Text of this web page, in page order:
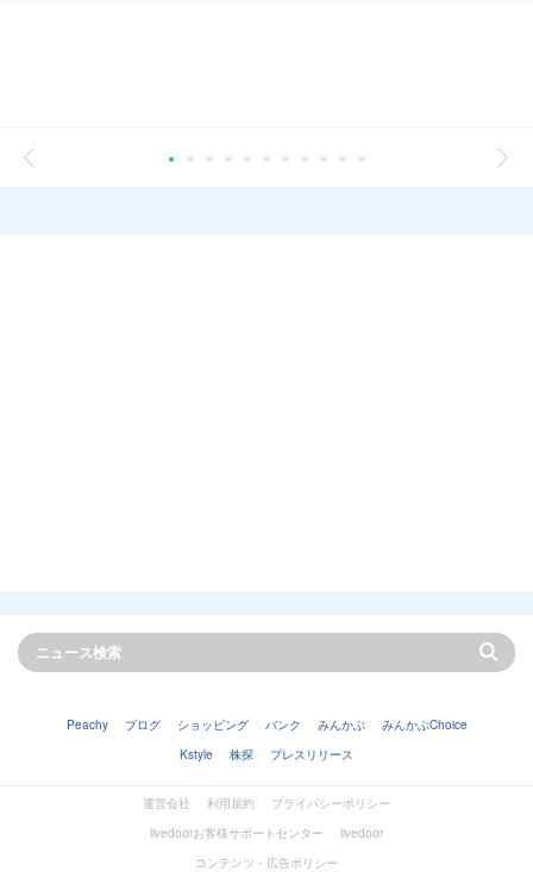
Peachy ブログ ショッピング バンク みんかぶ
みんかぶChoice
Kstyle
株探 プレスリリース
運営会社 利用規約
プライバシーポリシー
livedoorお客様サポートセンター
livedoor
コンテンツ・広告ポリシー